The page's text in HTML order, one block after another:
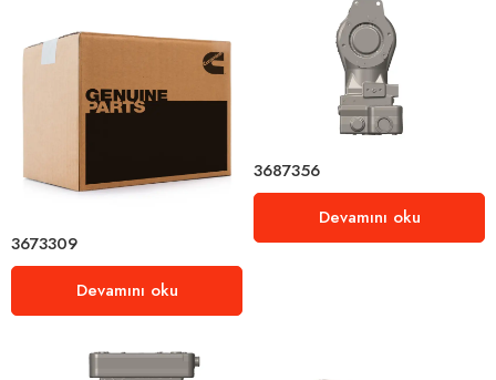
3673309
Devamını oku
3687356
Devamını oku